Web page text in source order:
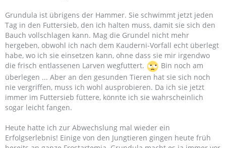
Grundula ist übrigens der Hammer. Sie schwimmt jetzt jeden
Tag in den Futtersieb, den ich halten muss, damit sie sich den
Bauch vollschlagen kann. Mag die Grundel nicht mehr
hergeben, obwohl ich nach dem Kauderni-Vorfall echt überlegt
habe, wo ich sie einsetzen kann, ohne dass sie mir irgendwo
die frisch entlassenen Larven wegfuttert.
Bin noch am
überlegen ... Aber an den gesunden Tieren hat sie sich noch
nie vergriffen, muss ich wohl ausprobieren. Da ich sie jetzt
immer im Futtersieb füttere, könnte ich sie wahrscheinlich
sogar leicht fangen.
Heute hatte ich zur Abwechslung mal wieder ein
Erfolgserlebnis! Einige von den Jungtieren gingen heute früh